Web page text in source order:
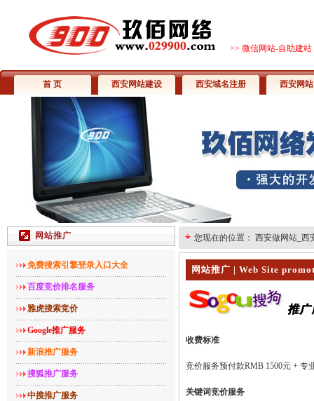
>> 微信网站-自助建站
首 页 西安网站建设 西安域名注册 西安网
网站推广
免费搜索引擎登录入口大全
百度竞价排名服务
雅虎搜索竞价
Google推广服务
新浪推广服务
搜狐推广服务
中搜推广服务
您现在的位置： 西安做网站_西
网站推广 | Web Site
收费标准
竞价服务预付款RMB 1500元 + 专
关键词竞价服务